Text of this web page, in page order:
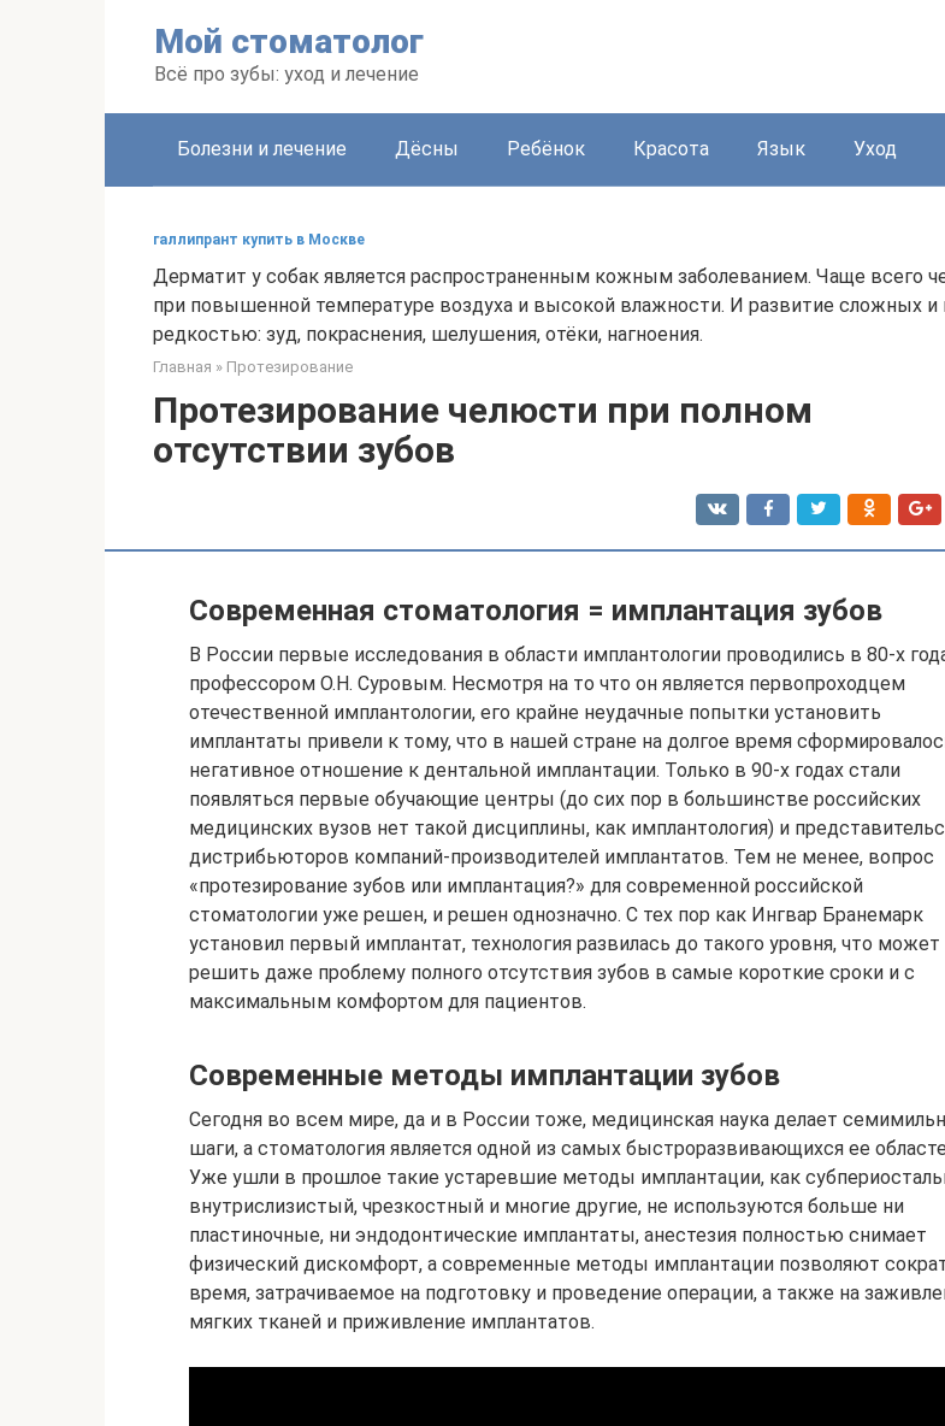
Мой стоматолог
Всё про зубы: уход и лечение
Болезни и лечение Дёсны Ребёнок Красота Язык Уход
галлипрант купить в Москве
Дерматит у собак является распространенным кожным заболеванием. Чаще всего
при повышенной температуре воздуха и высокой влажности. И развитие
редкостью: зуд, покраснения, шелушения, отёки, нагноения.
Главная » Протезирование
Протезирование челюсти при полном
отсутствии зубов
Современная стоматология = имплантация зубов
В России первые исследования в области имплантологии проводились в 80-х
профессором О.Н. Суровым. Несмотря на то что он является первопроходцем
отечественной имплантологии, его крайне неудачные попытки установить
имплантаты привели к тому, что в нашей стране на долгое время
негативное отношение к дентальной имплантации. Только в 90-х годах стали
появляться первые обучающие центры (до сих пор в большинстве российских
медицинских вузов нет такой дисциплины, как имплантология) и
дистрибьюторов компаний-производителей имплантатов. Тем не менее, вопрос
«протезирование зубов или имплантация?» для современной российской
стоматологии уже решен, и решен однозначно. С тех пор как Ингвар Бранемарк
установил первый имплантат, технология развилась до такого уровня, что может
решить даже проблему полного отсутствия зубов в самые короткие сроки и с
максимальным комфортом для пациентов.
Современные методы имплантации зубов
Сегодня во всем мире, да и в России тоже, медицинская наука делает
шаги, а стоматология является одной из самых быстроразвивающихся ее
Уже ушли в прошлое такие устаревшие методы имплантации, как
внутрислизистый, чрезкостный и многие другие, не используются больше ни
пластиночные, ни эндодонтические имплантаты, анестезия полностью снимает
физический дискомфорт, а современные методы имплантации позволяют
время, затрачиваемое на подготовку и проведение операции, а также на
мягких тканей и приживление имплантатов.